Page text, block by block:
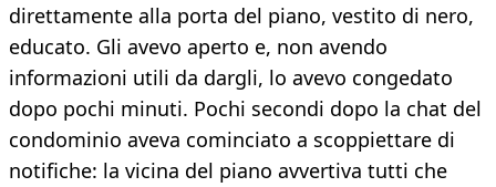
direttamente alla porta del piano, vestito di nero,
educato. Gli avevo aperto e, non avendo
informazioni utili da dargli, lo avevo congedato
dopo pochi minuti. Pochi secondi dopo la chat del
condominio aveva cominciato a scoppiettare di
notifiche: la vicina del piano avvertiva tutti che